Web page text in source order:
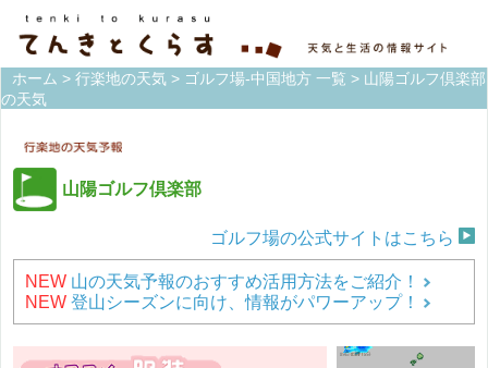
ホーム > 行楽地の天気 > ゴルフ場-中国地方 一覧 > 山陽ゴルフ倶楽部
の天気
山陽ゴルフ倶楽部
ゴルフ場の公式サイトはこちら
NEW 山の天気予報のおすすめ活用方法をご紹介！
NEW 登山シーズンに向け、情報がパワーアップ！